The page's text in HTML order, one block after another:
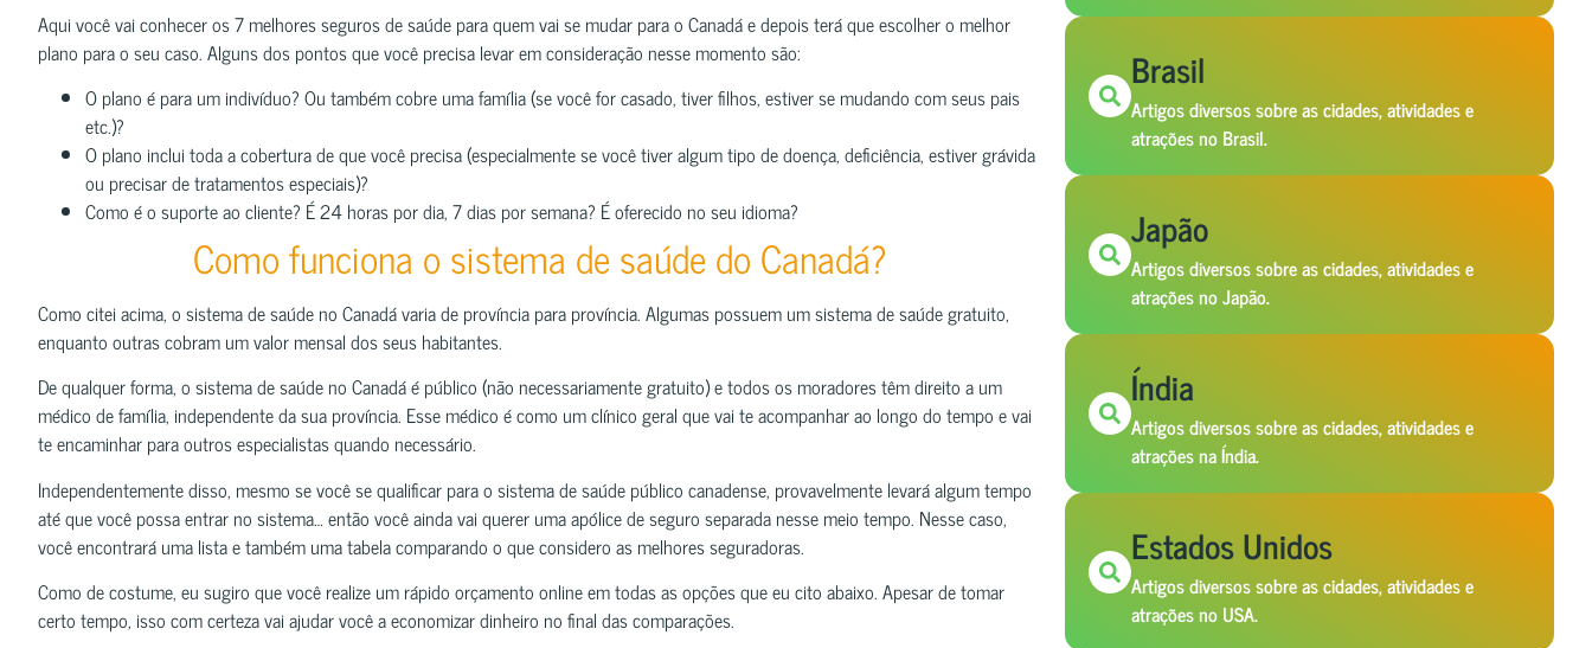
Aqui você vai conhecer os 7 melhores seguros de saúde para quem vai se mudar para o Canadá e depois terá que escolher o melhor
plano para o seu caso. Alguns dos pontos que você precisa levar em consideração nesse momento são:
O plano é para um indivíduo? Ou também cobre uma família (se você for casado, tiver filhos, estiver se mudando com seus pais
etc.)?
O plano inclui toda a cobertura de que você precisa (especialmente se você tiver algum tipo de doença, deficiência, estiver grávida
ou precisar de tratamentos especiais)?
Como é o suporte ao cliente? É 24 horas por dia, 7 dias por semana? É oferecido no seu idioma?
Como funciona o sistema de saúde do Canadá?
Como citei acima, o sistema de saúde no Canadá varia de província para província. Algumas possuem um sistema de saúde gratuito,
enquanto outras cobram um valor mensal dos seus habitantes.
De qualquer forma, o sistema de saúde no Canadá é público (não necessariamente gratuito) e todos os moradores têm direito a um
médico de família, independente da sua província. Esse médico é como um clínico geral que vai te acompanhar ao longo do tempo e vai
te encaminhar para outros especialistas quando necessário.
Independentemente disso, mesmo se você se qualificar para o sistema de saúde público canadense, provavelmente levará algum tempo
até que você possa entrar no sistema… então você ainda vai querer uma apólice de seguro separada nesse meio tempo. Nesse caso,
você encontrará uma lista e também uma tabela comparando o que considero as melhores seguradoras.
Como de costume, eu sugiro que você realize um rápido orçamento online em todas as opções que eu cito abaixo. Apesar de tomar
certo tempo, isso com certeza vai ajudar você a economizar dinheiro no final das comparações.
Brasil
Artigos diversos sobre as cidades, atividades e
atrações no Brasil.
Japão
Artigos diversos sobre as cidades, atividades e
atrações no Japão.
Índia
Artigos diversos sobre as cidades, atividades e
atrações na Índia.
Estados Unidos
Artigos diversos sobre as cidades, atividades e
atrações no USA.